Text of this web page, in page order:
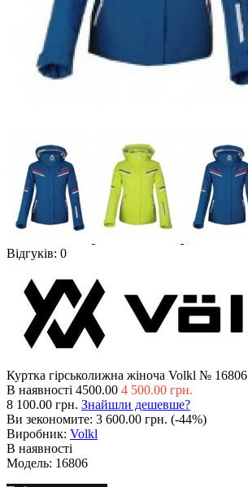
Відгуків: 0
Куртка гірськолижна жіноча Volkl № 16806
В наявності 4500.00 4 500.00 грн.
8 100.00 грн. Знайшли дешевше?
Ви зекономите: 3 600.00 грн. (-44%)
Виробник: Volkl
В наявності
Модель: 16806